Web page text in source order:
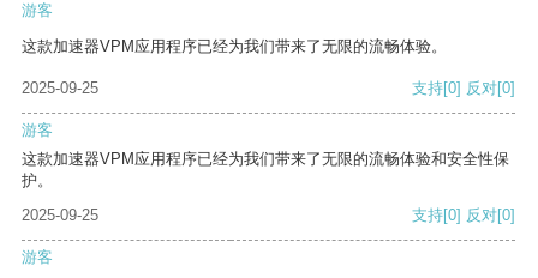
游客
这款加速器VPM应用程序已经为我们带来了无限的流畅体验。
2025-09-25 支持[0] 反对[0]
游客
这款加速器VPM应用程序已经为我们带来了无限的流畅体验和安全性保
护。
2025-09-25
支持[0] 反对[0]
游客